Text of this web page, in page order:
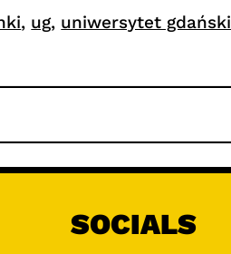
, ug, uniwersytet gdański
SOCIALS